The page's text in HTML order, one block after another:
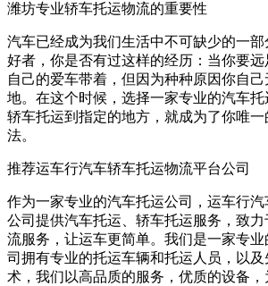
潍坊专业轿车托运物流的重要性
汽车已经成为我们生活中不可缺少的一
好者，你是否有过这样的经历：当你要
自己的爱车带着，但因为种种原因你自
地。在这个时候，选择一家专业的汽车
轿车托运到指定的地方，就成为了你唯
法。
推荐运车行汽车轿车托运物流平台公司
作为一家专业的汽车托运公司，运车行
公司提供汽车托运、轿车托运服务，致
流服务，让运车更简单。我们是一家专
司拥有专业的托运车辆和托运人员，以
术，我们以高品质的服务，优质的设备